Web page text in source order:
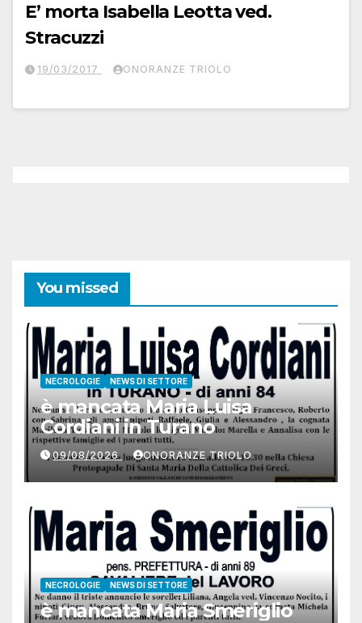
E’ morta Isabella Leotta ved.
Stracuzzi
19/03/2017 ONORANZE TRIOLO
You missed
NECROLOGIE NEWS DI SETTORE
è mancata Maria Luisa
Cordiani in Turano
09/08/2026 ONORANZE TRIOLO
NECROLOGIE NEWS DI SETTORE
è mancata Maria Smeriglio